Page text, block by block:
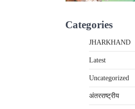
Categories
JHARKHAND
Latest
Uncategorized
अंतरराष्‍ट्रीय